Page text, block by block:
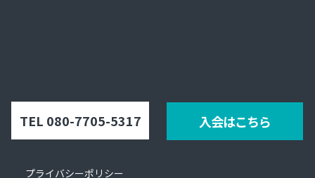
TEL 080-7705-5317 入会はこちら
プライバシーポリシー